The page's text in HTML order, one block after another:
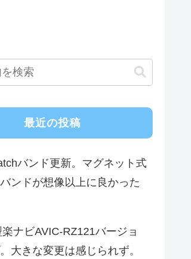
最近の投稿
バンド更新。マグネット式
ンドが想像以上に良かった
ナビAVIC-RZ121バージョ
大きな変更は感じられず。